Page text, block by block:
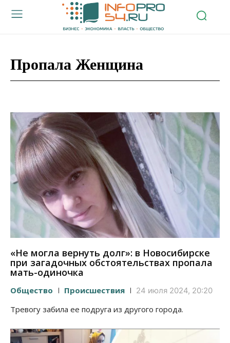
Пропала Женщина
«Не могла вернуть долг»: в Новосибирске
при загадочных обстоятельствах пропала
мать-одиночка
Общество Происшествия 24 июля 2024, 20:20
Тревогу забила ее подруга из другого города.